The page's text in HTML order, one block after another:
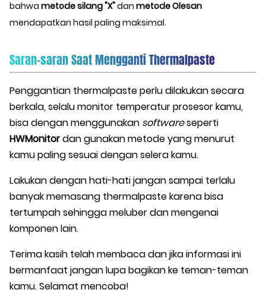
bahwa metode silang "X"dan metode Olesan
mendapatkan hasil paling maksimal.
Saran-saran Saat Mengganti Thermalpaste
Penggantian thermalpaste perlu dilakukan secara
berkala, selalu monitor temperatur prosesor kamu,
bisa dengan menggunakan softwareseperti
HWMonitordan gunakan metode yang menurut
kamu paling sesuai dengan selera kamu.
Lakukan dengan hati-hati jangan sampai terlalu
banyak memasang thermalpaste karena bisa
tertumpah sehingga meluber dan mengenai
komponen lain.
Terima kasih telah membaca dan jika informasi ini
bermanfaat jangan lupa bagikan ke teman-teman
kamu. Selamat mencoba!